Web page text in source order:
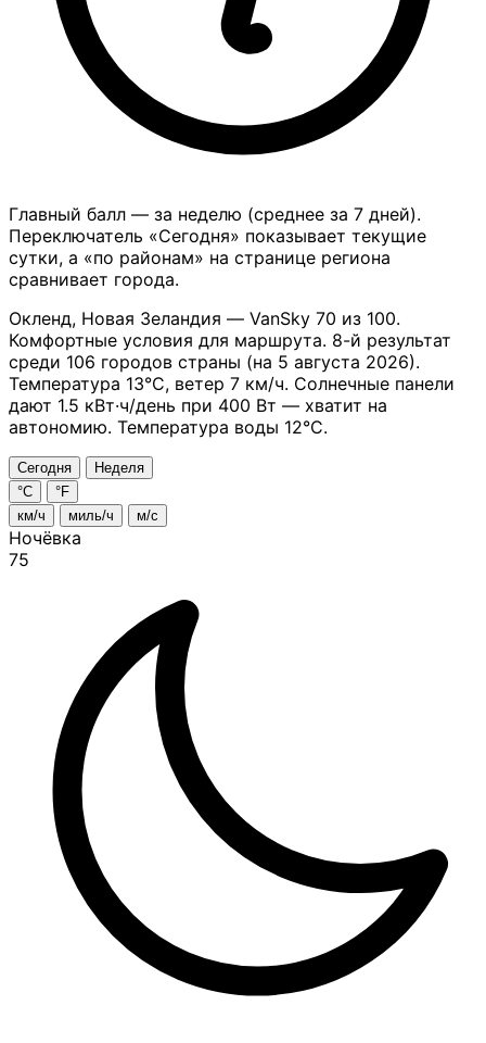
Главный балл — за неделю (среднее за 7 дней).
Переключатель «Сегодня» показывает текущие
сутки, а «по районам» на странице региона
сравнивает города.
Окленд, Новая Зеландия — VanSky 70 из 100.
Комфортные условия для маршрута. 8-й результат
среди 106 городов страны (на 5 августа 2026).
Температура 13°C, ветер 7 км/ч. Солнечные панели
дают 1.5 кВт·ч/день при 400 Вт — хватит на
автономию. Температура воды 12°C.
Сегодня
Неделя
°C
°F
км/ч
миль/ч м/с
Ночёвка
75